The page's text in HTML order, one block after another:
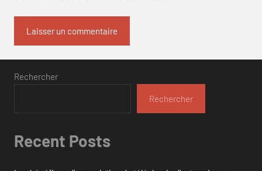
Rechercher
Rechercher
Recent Posts